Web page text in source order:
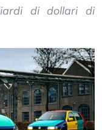
di dollari di